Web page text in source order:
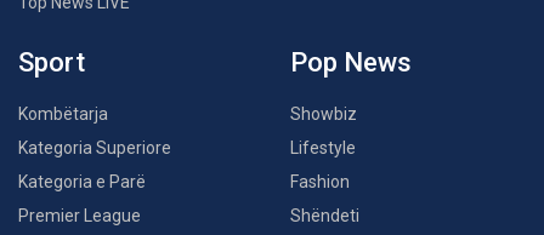
Sport
Kombëtarja
Kategoria Superiore
Kategoria e Parë
Premier League
Pop News
Showbiz
Lifestyle
Fashion
Shëndeti